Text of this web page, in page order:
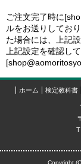
ご注文完了時に
ルをお送りしてお
た場合には、上記
上記設定を確認し
ホーム 検定教科書
Copyright